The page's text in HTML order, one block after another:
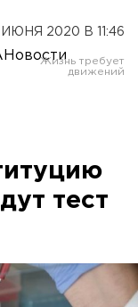
ИЮНЯ 2020 В 11:46
тест